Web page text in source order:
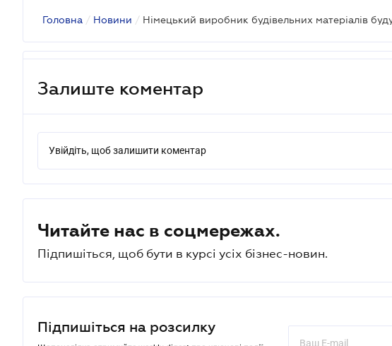
Головна / Новини /
Залиште коментар
Увійдіть, щоб залишити коментар
Читайте нас в соцмережах.
Підпишіться, щоб бути в курсі усіх бізнес-новин.
Підпишіться на розсилку